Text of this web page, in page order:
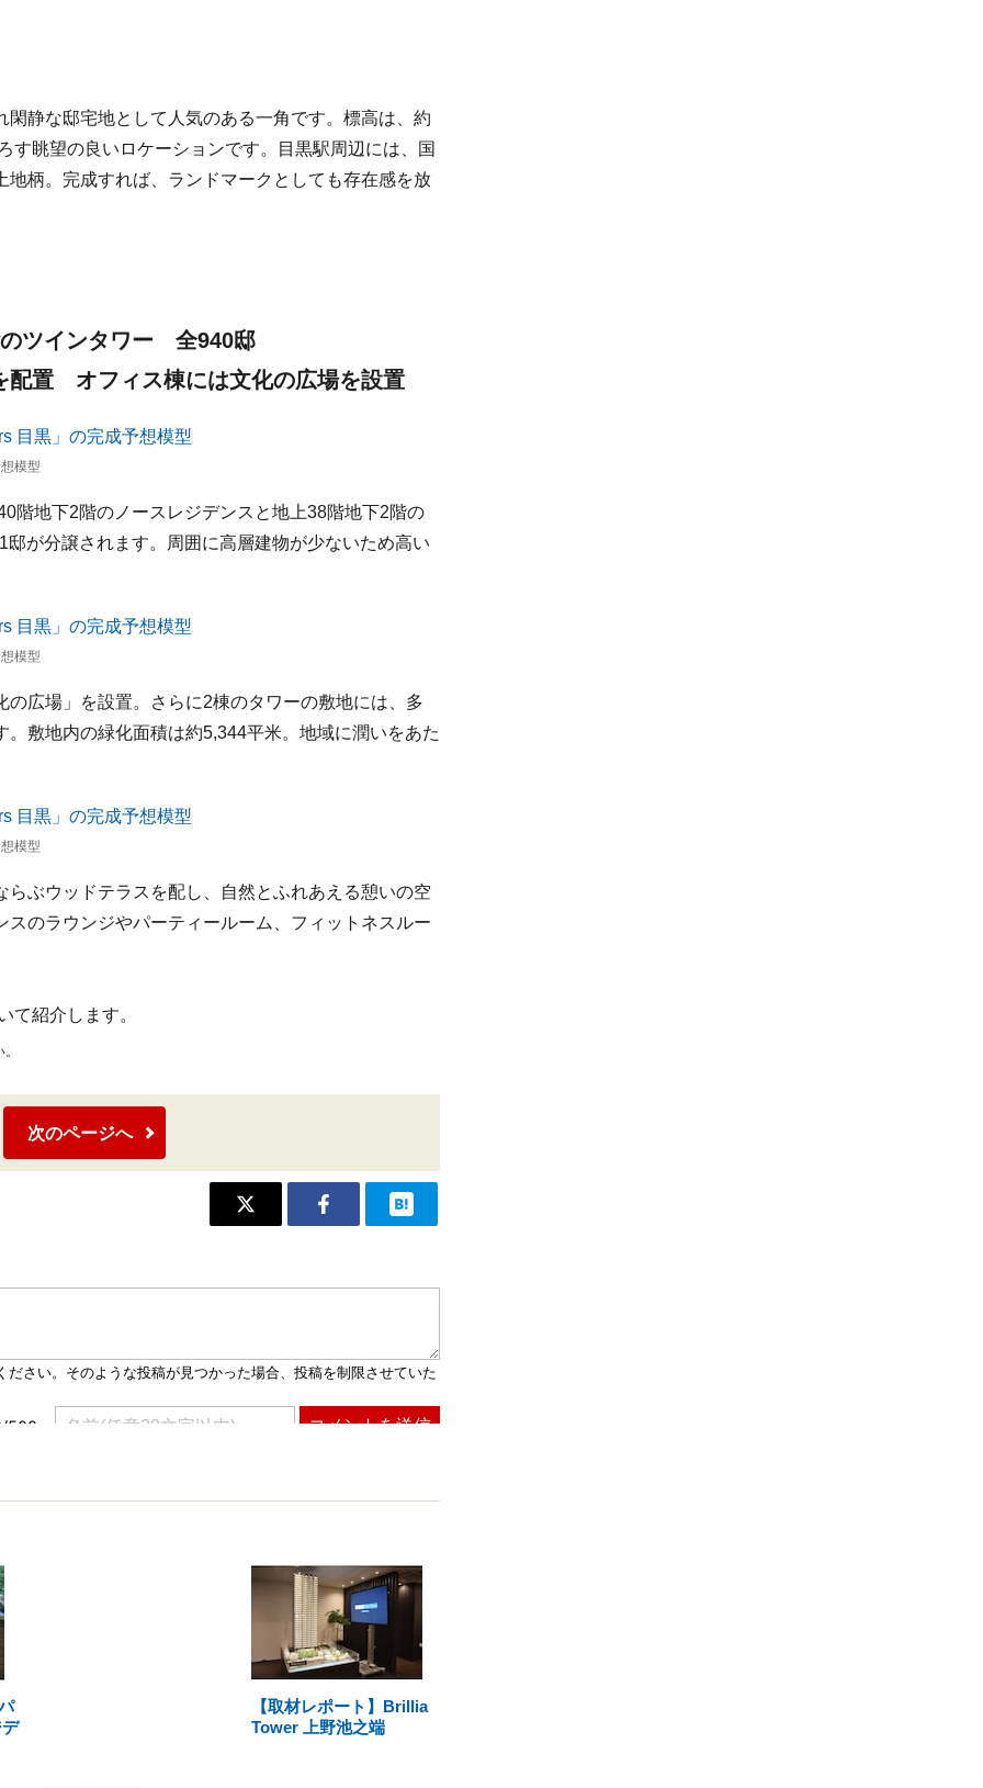
静な邸宅地として人気のある一角です。標高は、約
す眺望の良いロケーションです。目黒駅周辺には、国
柄。完成すれば、ランドマークとしても存在感を放
ツインタワー 全940邸
配置 オフィス棟には文化の広場を設置
模型
階地下2階のノースレジデンスと地上38階地下2階の
が分譲されます。周囲に高層建物が少ないため高い
模型
広場」を設置。さらに2棟のタワーの敷地には、多
敷地内の緑化面積は約5,344平米。地域に潤いをあた
模型
ぶウッドテラスを配し、自然とふれあえる憩いの空
のラウンジやパーティールーム、フィットネスルー
て紹介します。
次のページへ
【取材レポート】Brillia
Tower 上野池之端